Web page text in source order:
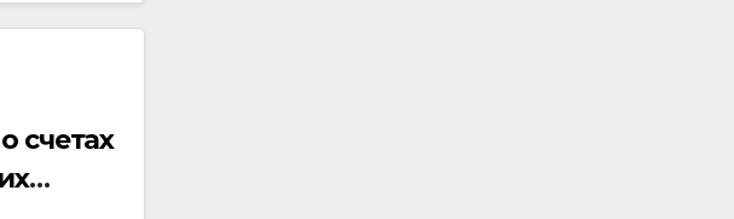
счетах